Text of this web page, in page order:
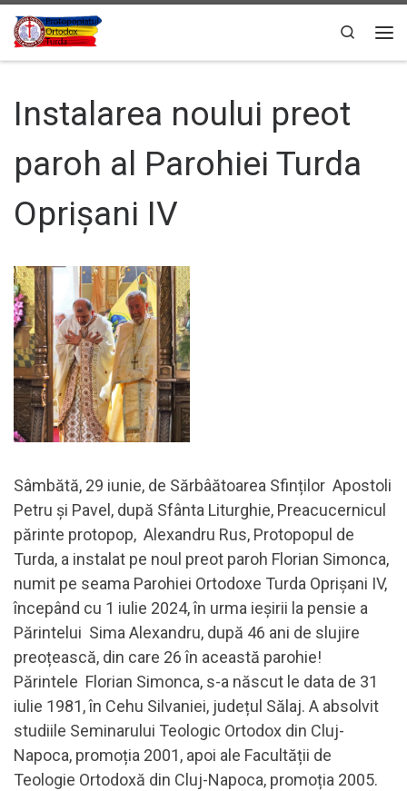
Sari la conținut
Search
Instalarea noului preot
paroh al Parohiei Turda
Oprișani IV
Sâmbătă, 29 iunie, de Sărbâătoarea Sfinților Apostoli
Petru și Pavel, după Sfânta Liturghie, Preacucernicul
părinte protopop, Alexandru Rus, Protopopul de
Turda, a instalat pe noul preot paroh Florian Simonca,
numit pe seama Parohiei Ortodoxe Turda Oprișani IV,
începând cu 1 iulie 2024, în urma ieșirii la pensie a
Părintelui Sima Alexandru, după 46 ani de slujire
preoțească, din care 26 în această parohie!
Părintele Florian Simonca, s-a născut le data de 31
iulie 1981, în Cehu Silvaniei, județul Sălaj. A absolvit
studiile Seminarului Teologic Ortodox din Cluj-
Napoca, promoția 2001, apoi ale Facultății de
Teologie Ortodoxă din Cluj-Napoca, promoția 2005.